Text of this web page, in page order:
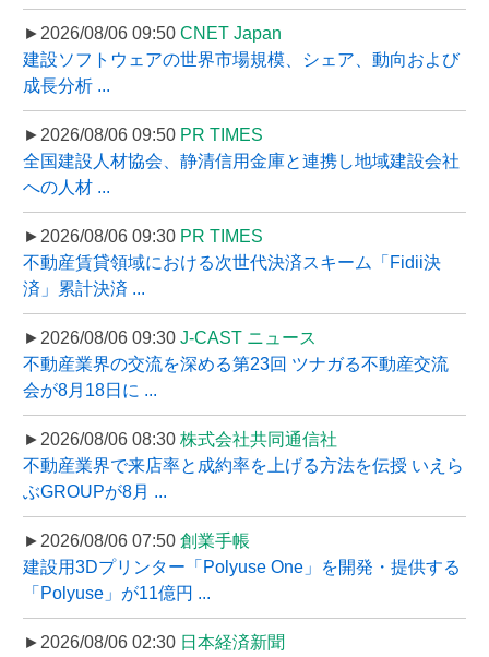
►2026/08/06 09:50 CNET Japan
建設ソフトウェアの世界市場規模、シェア、動向および
成長分析 ...
►2026/08/06 09:50 PR TIMES
全国建設人材協会、静清信用金庫と連携し地域建設会社
への人材 ...
►2026/08/06 09:30 PR TIMES
不動産賃貸領域における次世代決済スキーム「Fidii決
済」累計決済 ...
►2026/08/06 09:30 J-CAST ニュース
不動産業界の交流を深める第23回 ツナガる不動産交流
会が8月18日に ...
►2026/08/06 08:30 株式会社共同通信社
不動産業界で来店率と成約率を上げる方法を伝授 いえら
ぶGROUPが8月 ...
►2026/08/06 07:50 創業手帳
建設用3Dプリンター「Polyuse One」を開発・提供する
「Polyuse」が11億円 ...
►2026/08/06 02:30 日本経済新聞